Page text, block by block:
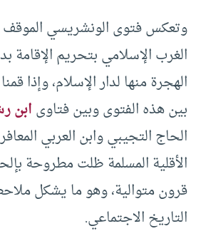
وتعكس فتوى الونشريسي الموقف
الغرب الإسلامي بتحريم الإقامة
الهجرة منها لدار الإسلام، وإذا
بين هذه الفتوى وبين فتاوىابن
الحاج التجيبي وابن العربي
الأقلية المسلمة ظلت مطروحة
قرون متوالية، وهو ما يشكل
التاريخ الاجتماعي.